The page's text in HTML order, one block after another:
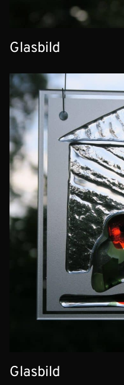
Glasbild
Glasbild